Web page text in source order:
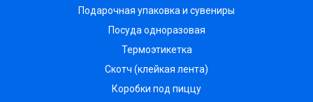
Подарочная упаковка и сувениры
Посуда одноразовая
Термоэтикетка
Скотч (клейкая лента)
Коробки под пиццу